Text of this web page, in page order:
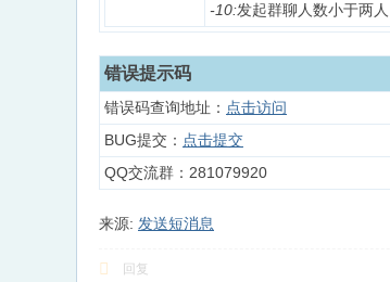
-10:发起群聊人数小于两人
错误提示码
错误码查询地址： 点击访问
BUG提交： 点击提交
QQ交流群：281079920
来源: 发送短消息
回复